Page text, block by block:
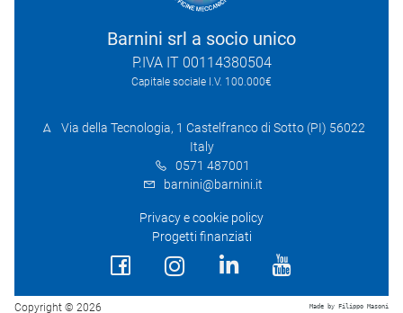
Barnini srl a socio unico
P.IVA IT 00114380504
Capitale sociale I.V. 100.000€
Via della Tecnologia, 1 Castelfranco di Sotto (PI) 56022
Italy
0571 487001
barnini@barnini.it
Privacy e cookie policy
Progetti finanziati
Copyright © 2026 Made by Filippo Masoni